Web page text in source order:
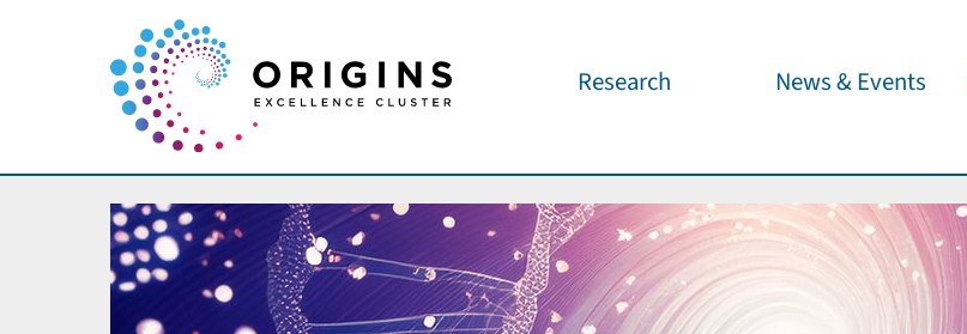
Research
Workshop Support
Seed Projects
Research Partners
Publications
News & Events
Public Events
Important Dates